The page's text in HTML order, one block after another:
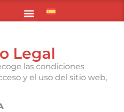
Legal
las condiciones
y el uso del sitio web,